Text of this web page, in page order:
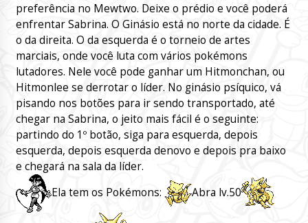
preferência no Mewtwo. Deixe o prédio e você poderá
enfrentar Sabrina. O Ginásio está no norte da cidade. É
o da direita. O da esquerda é o torneio de artes
marciais, onde você luta com vários pokémons
lutadores. Nele você pode ganhar um Hitmonchan, ou
Hitmonlee se derrotar o líder. No ginásio psíquico, vá
pisando nos botões para ir sendo transportado, até
chegar na Sabrina, o jeito mais fácil é o seguinte:
partindo do 1º botão, siga para esquerda, depois
esquerda, depois esquerda denovo e depois pra baixo
e chegará na sala da líder.
Ela tem os Pokémons:
Abra lv.50